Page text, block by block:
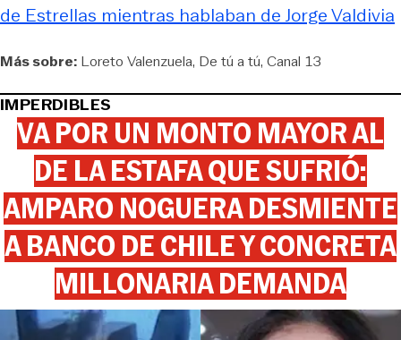
de Estrellas mientras hablaban de Jorge Valdivia
Más sobre: Loreto Valenzuela De tú a tú Canal 13
IMPERDIBLES
VA POR UN MONTO MAYOR AL
DE LA ESTAFA QUE SUFRIÓ:
AMPARO NOGUERA DESMIENTE
A BANCO DE CHILE Y CONCRETA
MILLONARIA DEMANDA